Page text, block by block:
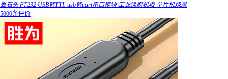
丢石头 FT232 USB转TTL usb转uart串口模块 工业级刷机板 单片机烧录
5000条评价